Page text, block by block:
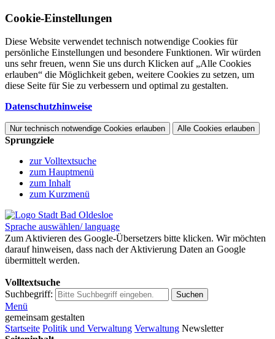
Cookie-Einstellungen
Diese Website verwendet technisch notwendige Cookies für
persönliche Einstellungen und besondere Funktionen. Wir würden
uns sehr freuen, wenn Sie uns durch Klicken auf „Alle Cookies
erlauben“ die Möglichkeit geben, weitere Cookies zu setzen, um
diese Seite für Sie zu verbessern und optimal zu gestalten.
Datenschutzhinweise
Nur technisch notwendige Cookies erlauben Alle Cookies erlauben
Sprungziele
zur Volltextsuche
zum Hauptmenü
zum Inhalt
zum Kurzmenü
Sprache auswählen/ language
Zum Aktivieren des Google-Übersetzers bitte klicken. Wir möchten
darauf hinweisen, dass nach der Aktivierung Daten an Google
übermittelt werden.
Volltextsuche
Suchbegriff:
Suchen
Menü
gemeinsam gestalten
Startseite Politik und Verwaltung Verwaltung Newsletter